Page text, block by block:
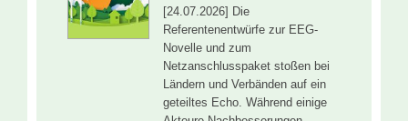
[24.07.2026] Die
Referentenentwürfe zur EEG-
Novelle und zum
Netzanschlusspaket stoßen bei
Ländern und Verbänden auf ein
geteiltes Echo. Während einige